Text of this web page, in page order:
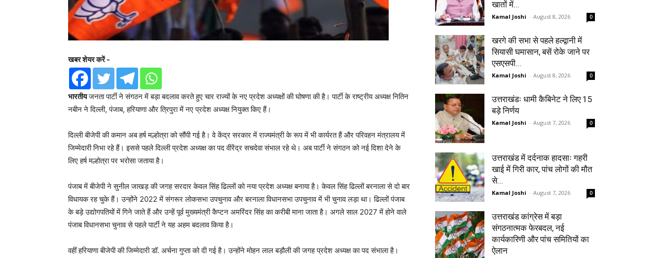
खबर शेयर करें -
भारतीयजनता पार्टी ने संगठन में बड़ा बदलाव करते हुए चार राज्यों के नए प्रदेश अध्यक्षों की घोषणा की है। पार्टी के राष्ट्रीय अध्यक्ष नितिन
नबीन ने दिल्ली, पंजाब, हरियाणा और त्रिपुरा में नए प्रदेश अध्यक्ष नियुक्त किए हैं।
दिल्ली बीजेपी की कमान अब हर्ष मल्होत्रा को सौंपी गई है। वे केंद्र सरकार में राज्यमंत्री के रूप में भी कार्यरत हैं और परिवहन मंत्रालय में
जिम्मेदारी निभा रहे हैं। इससे पहले दिल्ली प्रदेश अध्यक्ष का पद वीरेंद्र सचदेवा संभाल रहे थे। अब पार्टी ने संगठन को नई दिशा देने के
लिए हर्ष मल्होत्रा पर भरोसा जताया है।
पंजाब में बीजेपी ने सुनील जाखड़ की जगह सरदार केवल सिंह ढिल्लों को नया प्रदेश अध्यक्ष बनाया है। केवल सिंह ढिल्लों बरनाला से दो बार
विधायक रह चुके हैं। उन्होंने 2022 में संगरूर लोकसभा उपचुनाव और बरनाला विधानसभा उपचुनाव में भी चुनाव लड़ा था। ढिल्लों पंजाब
के बड़े उद्योगपतियों में गिने जाते हैं और उन्हें पूर्व मुख्यमंत्री कैप्टन अमरिंदर सिंह का करीबी माना जाता है। अगले साल 2027 में होने वाले
पंजाब विधानसभा चुनाव से पहले पार्टी ने यह अहम बदलाव किया है।
वहीं हरियाणा बीजेपी की जिम्मेदारी डॉ. अर्चना गुप्ता को दी गई है। उन्होंने मोहन लाल बड़ौली की जगह प्रदेश अध्यक्ष का पद संभाला है।
खातों में...
Kamal Joshi - August 8, 2026 0
खरगे की सभा से पहले हल्द्वानी में
सियासी घमासान, बसें रोके जाने पर
एसएसपी...
Kamal Joshi - August 8, 2026 0
उत्तराखंडः धामी कैबिनेट ने लिए 15
बड़े निर्णय
Kamal Joshi - August 7, 2026 0
उत्तराखंड में दर्दनाक हादसाः गहरी
खाई में गिरी कार, पांच लोगों की मौत
से...
Kamal Joshi - August 7, 2026 0
उत्तराखंड कांग्रेस में बड़ा
संगठनात्मक फेरबदल, नई
कार्यकारिणी और पांच समितियों का
ऐलान